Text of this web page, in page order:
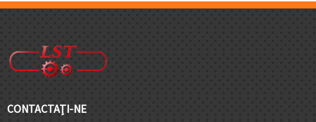
CONTACTAŢI-NE